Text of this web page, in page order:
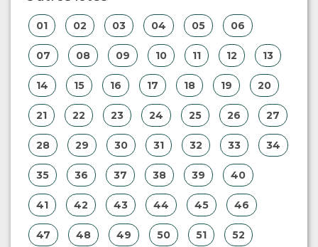
01 02 03 04 05 06
07 08 09 10 11 12 13
14 15 16 17 18 19 20
21 22 23 24 25 26 27
28 29 30 31 32 33 34
35 36 37 38 39 40
41 42 43 44 45 46
47 48 49 50 51 52